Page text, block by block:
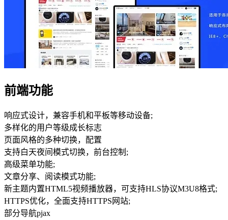
前端功能
响应式设计，兼容手机和平板等移动设备;
多样化的用户等级成长标志
页面风格的多种切换，配置
支持白天夜间模式切换，前台控制;
高级菜单功能;
文章分享、阅读模式功能;
新主题内置HTML5视频播放器，可支持HLS协议M3U8格式;
HTTPS优化，全面支持HTTPS网站;
部分导航pjax